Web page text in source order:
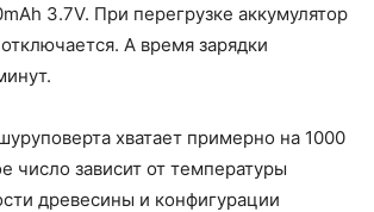
3.7V. При перегрузке аккумулятор
А время зарядки
хватает примерно на 1000
число зависит от температуры
древесины и конфигурации